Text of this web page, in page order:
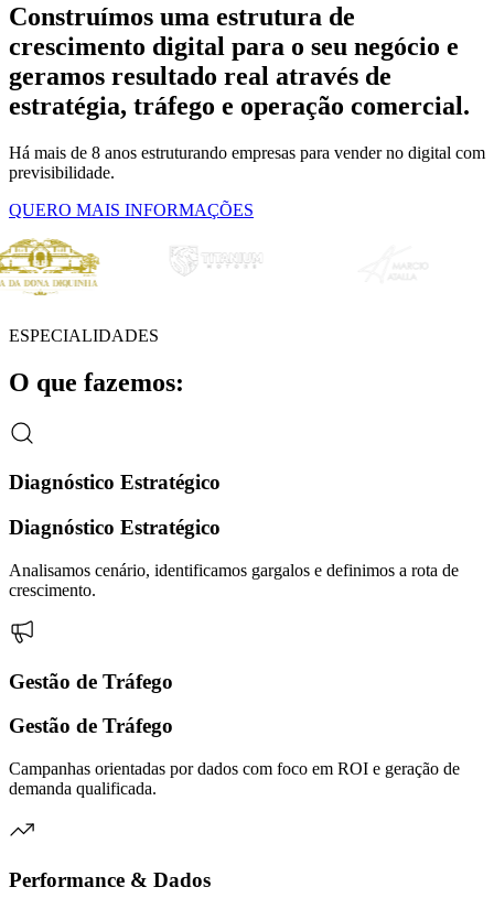
Construímos uma estrutura de
crescimento digital para o seu negócio e
geramos resultado real através de
estratégia, tráfego e operação comercial.
Há mais de 8 anos estruturando empresas para vender no digital com
previsibilidade.
QUERO MAIS INFORMAÇÕES
ESPECIALIDADES
O que fazemos:
Diagnóstico Estratégico
Diagnóstico Estratégico
Analisamos cenário, identificamos gargalos e definimos a rota de
crescimento.
Gestão de Tráfego
Gestão de Tráfego
Campanhas orientadas por dados com foco em ROI e geração de
demanda qualificada.
Performance & Dados